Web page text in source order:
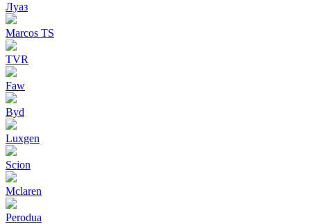
Луаз
Marcos TS
TVR
Faw
Byd
Luxgen
Scion
Mclaren
Perodua